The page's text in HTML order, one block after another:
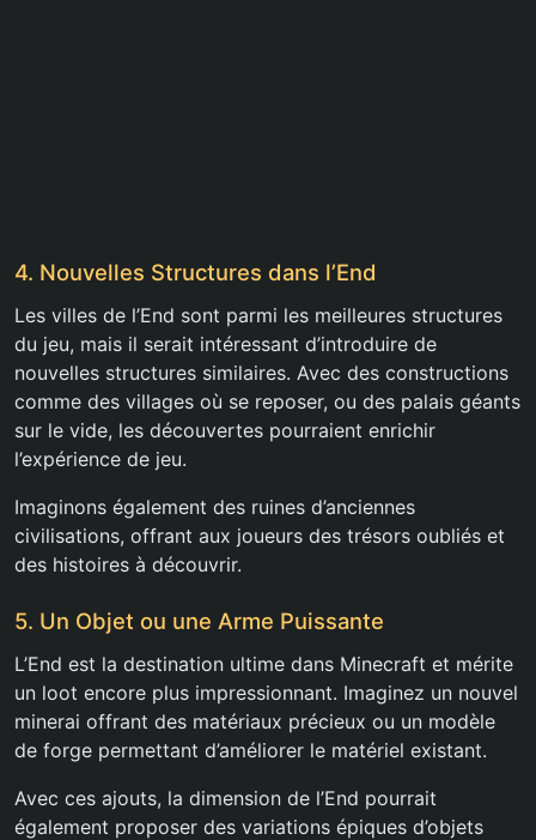
4. Nouvelles Structures dans l’End
Les villes de l’End sont parmi les meilleures structures
du jeu, mais il serait intéressant d’introduire de
nouvelles structures similaires. Avec des constructions
comme des villages où se reposer, ou des palais géants
sur le vide, les découvertes pourraient enrichir
l’expérience de jeu.
Imaginons également des ruines d’anciennes
civilisations, offrant aux joueurs des trésors oubliés et
des histoires à découvrir.
5. Un Objet ou une Arme Puissante
L’End est la destination ultime dans Minecraft et mérite
un loot encore plus impressionnant. Imaginez un nouvel
minerai offrant des matériaux précieux ou un modèle
de forge permettant d’améliorer le matériel existant.
Avec ces ajouts, la dimension de l’End pourrait
également proposer des variations épiques d’objets